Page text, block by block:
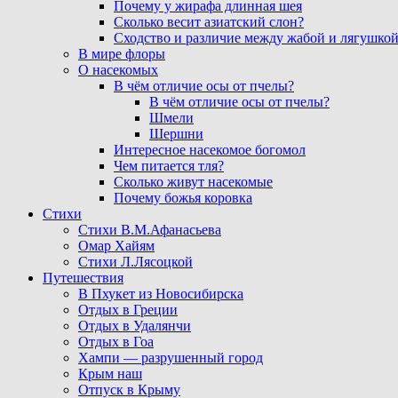
Почему у жирафа длинная шея
Сколько весит азиатский слон?
Сходство и различие между жабой и лягушкой
В мире флоры
О насекомых
В чём отличие осы от пчелы?
В чём отличие осы от пчелы?
Шмели
Шершни
Интересное насекомое богомол
Чем питается тля?
Сколько живут насекомые
Почему божья коровка
Стихи
Стихи В.М.Афанасьева
Омар Хайям
Стихи Л.Лясоцкой
Путешествия
В Пхукет из Новосибирска
Отдых в Греции
Отдых в Удалянчи
Отдых в Гоа
Хампи — разрушенный город
Крым наш
Отпуск в Крыму